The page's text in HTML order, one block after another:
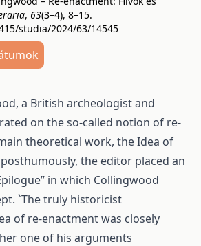
, 63(3–4), 8–15.
studia/2024/63/14545
a British archeologist and
on the so-called notion of re-
theoretical work, the Idea of
the editor placed an
in which Collingwood
`The truly historicist
of re-enactment was closely
one of his arguments